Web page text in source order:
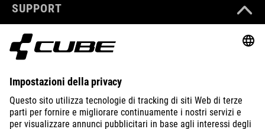
SUPPORT
ABOUT US
EXPLORE